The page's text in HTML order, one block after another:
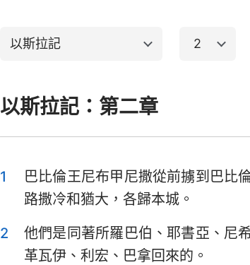
以斯拉記
舊約聖經
利未記 民數記
申命記 約書亞記
士師記 路得記
2
以斯拉記：第二章
1
巴比倫王尼布甲尼撒從前擄到巴比
路撒冷和猶大，各歸本城。
2
他們是同著所羅巴伯、耶書亞、尼
革瓦伊、利宏、巴拿回來的。